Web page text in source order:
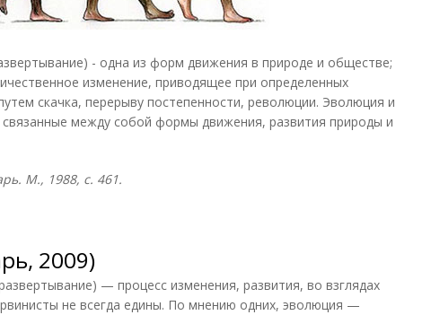
- одна из форм движения в природе и обществе;
изменение, приводящее при определенных
скачка, перерыву постепенности, революции. Эволюция и
между собой формы движения, развития природы и
М., 1988, с. 461.
2009)
— процесс изменения, развития, во взглядах
не всегда едины. По мнению одних, эволюция —